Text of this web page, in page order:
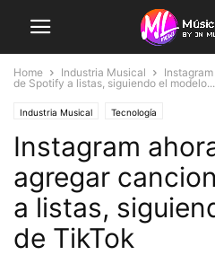
Home Industria Musical
de Spotify a listas, siguiendo el modelo...
Industria Musical Tecnología
Instagram
agregar
a listas,
de TikTok